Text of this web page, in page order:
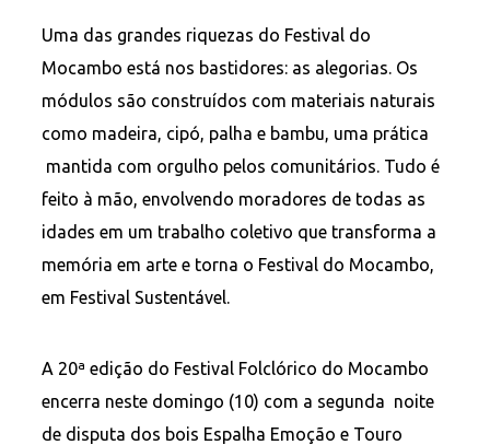
Uma das grandes riquezas do Festival do
Mocambo está nos bastidores: as alegorias. Os
módulos são construídos com materiais naturais
como madeira, cipó, palha e bambu, uma prática
mantida com orgulho pelos comunitários. Tudo é
feito à mão, envolvendo moradores de todas as
idades em um trabalho coletivo que transforma a
memória em arte e torna o Festival do Mocambo,
em Festival Sustentável.
A 20ª edição do Festival Folclórico do Mocambo
encerra neste domingo (10) com a segunda noite
de disputa dos bois Espalha Emoção e Touro